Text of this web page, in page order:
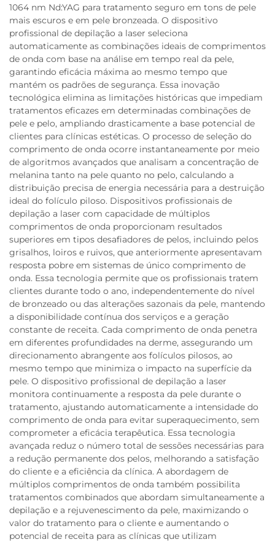
1064 nm Nd:YAG para tratamento seguro em tons de pele
mais escuros e em pele bronzeada. O dispositivo
profissional de depilação a laser seleciona
automaticamente as combinações ideais de comprimentos
de onda com base na análise em tempo real da pele,
garantindo eficácia máxima ao mesmo tempo que
mantém os padrões de segurança. Essa inovação
tecnológica elimina as limitações históricas que impediam
tratamentos eficazes em determinadas combinações de
pele e pelo, ampliando drasticamente a base potencial de
clientes para clínicas estéticas. O processo de seleção do
comprimento de onda ocorre instantaneamente por meio
de algoritmos avançados que analisam a concentração de
melanina tanto na pele quanto no pelo, calculando a
distribuição precisa de energia necessária para a destruição
ideal do folículo piloso. Dispositivos profissionais de
depilação a laser com capacidade de múltiplos
comprimentos de onda proporcionam resultados
superiores em tipos desafiadores de pelos, incluindo pelos
grisalhos, loiros e ruivos, que anteriormente apresentavam
resposta pobre em sistemas de único comprimento de
onda. Essa tecnologia permite que os profissionais tratem
clientes durante todo o ano, independentemente do nível
de bronzeado ou das alterações sazonais da pele, mantendo
a disponibilidade contínua dos serviços e a geração
constante de receita. Cada comprimento de onda penetra
em diferentes profundidades na derme, assegurando um
direcionamento abrangente aos folículos pilosos, ao
mesmo tempo que minimiza o impacto na superfície da
pele. O dispositivo profissional de depilação a laser
monitora continuamente a resposta da pele durante o
tratamento, ajustando automaticamente a intensidade do
comprimento de onda para evitar superaquecimento, sem
comprometer a eficácia terapêutica. Essa tecnologia
avançada reduz o número total de sessões necessárias para
a redução permanente dos pelos, melhorando a satisfação
do cliente e a eficiência da clínica. A abordagem de
múltiplos comprimentos de onda também possibilita
tratamentos combinados que abordam simultaneamente a
depilação e a rejuvenescimento da pele, maximizando o
valor do tratamento para o cliente e aumentando o
potencial de receita para as clínicas que utilizam